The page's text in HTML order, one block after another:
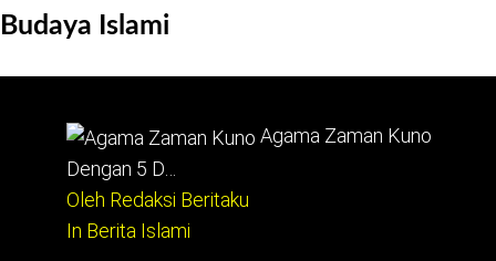
Budaya Islami
Agama Zaman Kuno
Dengan 5 D…
Oleh Redaksi Beritaku
In Berita Islami